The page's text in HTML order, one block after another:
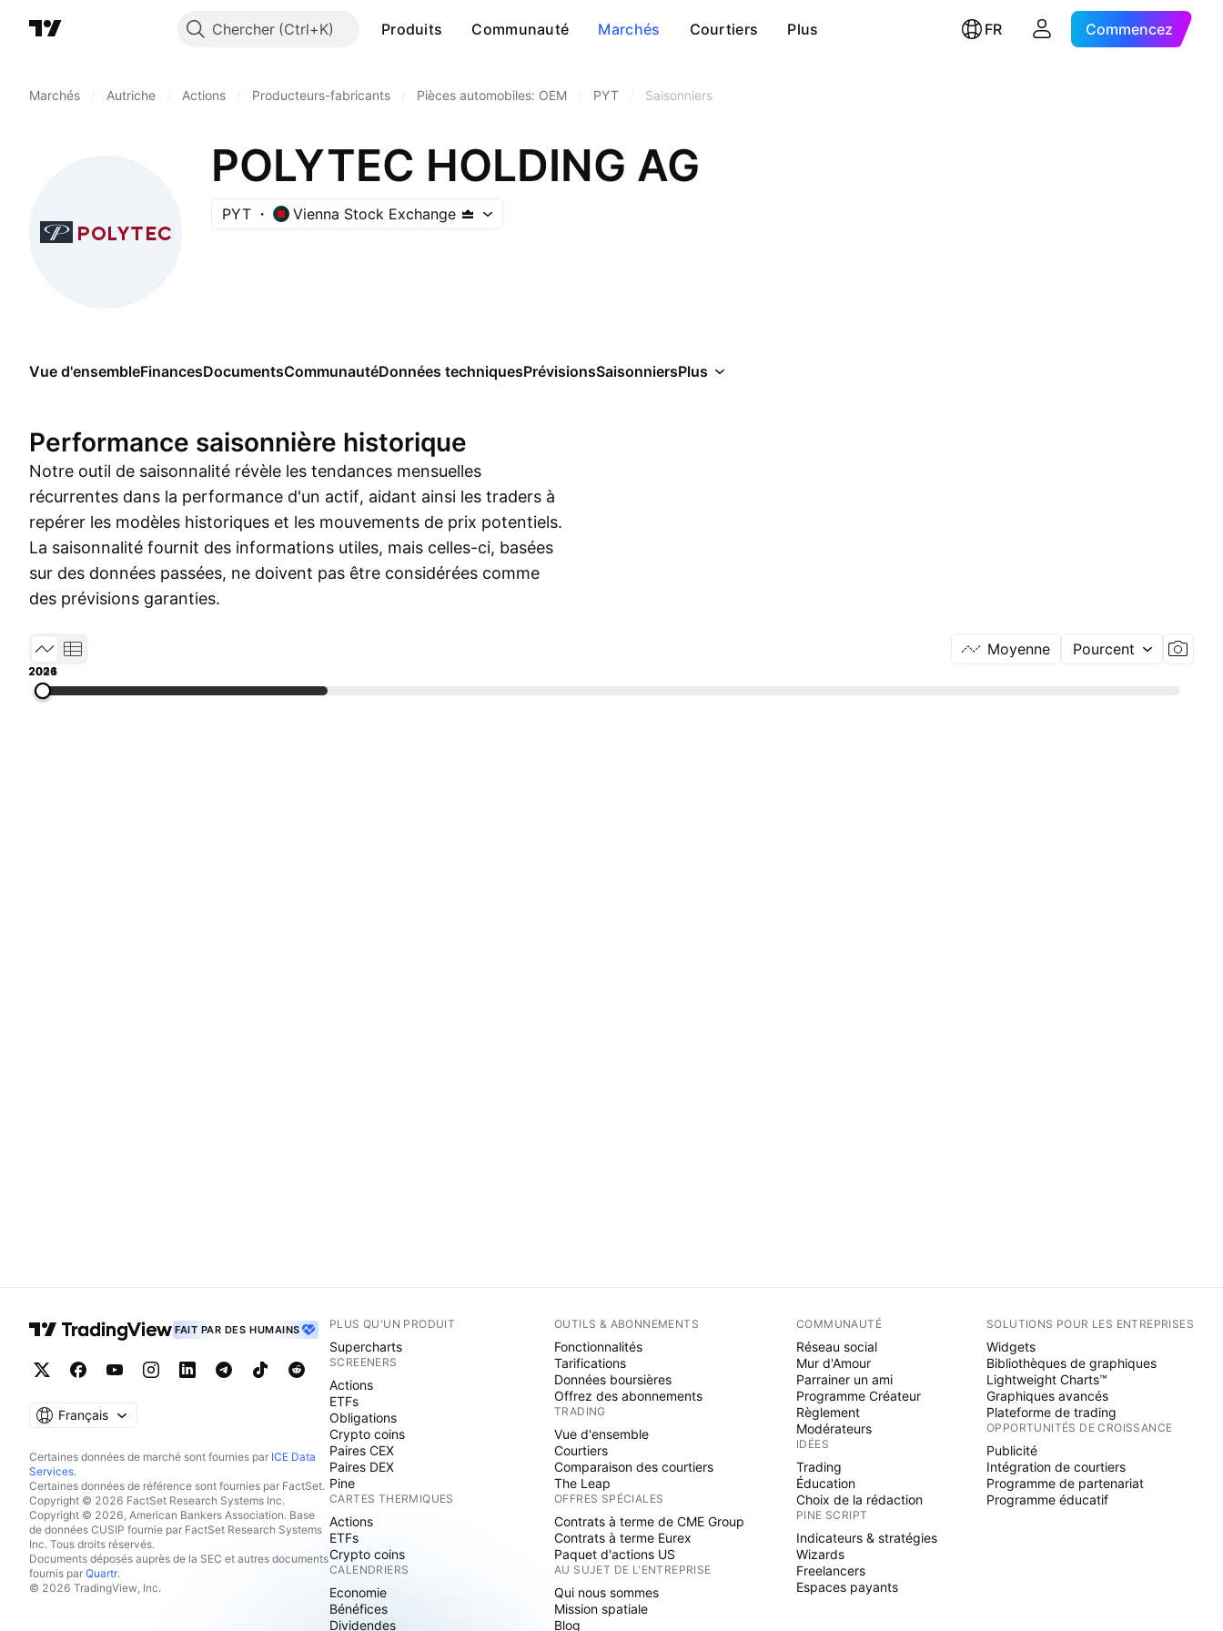
Chercher Produits Communauté Marchés Courtiers Plus FR Commencez
Marchés Autriche Actions Producteurs-fabricants Pièces automobiles: OEM PYT Saisonniers
POLYTEC HOLDING AG
PYT Vienna Stock Exchange
Vue d'ensembleFinancesDocumentsCommunautéDonnées techniquesPrévisionsSaisonniersPlus
Performance saisonnière historique
Notre outil de saisonnalité révèle les tendances mensuelles
récurrentes dans la performance d'un actif, aidant ainsi les traders à
repérer les modèles historiques et les mouvements de prix potentiels.
La saisonnalité fournit des informations utiles, mais celles-ci, basées
sur des données passées, ne doivent pas être considérées comme
des prévisions garanties.
Moyenne Pourcent
2006
2011
2016
2021
2026
FAIT PAR DES HUMAINS
Français
Certaines données de marché sont fournies par ICE Data
Services.
Certaines données de référence sont fournies par FactSet.
Copyright © 2026 FactSet Research Systems Inc.
Copyright © 2026, American Bankers Association. Base
de données CUSIP fournie par FactSet Research Systems
Inc. Tous droits réservés.
Documents déposés auprès de la SEC et autres documents
fournis par Quartr.
© 2026 TradingView, Inc.
PLUS QU'UN PRODUIT
Supercharts
SCREENERS
Actions
ETFs
Obligations
Crypto coins
Paires CEX
Paires DEX
Pine
CARTES THERMIQUES
Actions
ETFs
Crypto coins
CALENDRIERS
Economie
Bénéfices
Dividendes
OUTILS & ABONNEMENTS
Fonctionnalités
Tarifications
Données boursières
Offrez des abonnements
TRADING
Vue d'ensemble
Courtiers
Comparaison des courtiers
The Leap
OFFRES SPÉCIALES
Contrats à terme de CME Group
Contrats à terme Eurex
Paquet d'actions US
AU SUJET DE L'ENTREPRISE
Qui nous sommes
Mission spatiale
Blog
COMMUNAUTÉ
Réseau social
Mur d'Amour
Parrainer un ami
Programme Créateur
Règlement
Modérateurs
IDÉES
Trading
Éducation
Choix de la rédaction
PINE SCRIPT
Indicateurs & stratégies
Wizards
Freelancers
Espaces payants
SOLUTIONS POUR LES ENTREPRISES
Widgets
Bibliothèques de graphiques
Lightweight Charts™
Graphiques avancés
Plateforme de trading
OPPORTUNITÉS DE CROISSANCE
Publicité
Intégration de courtiers
Programme de partenariat
Programme éducatif